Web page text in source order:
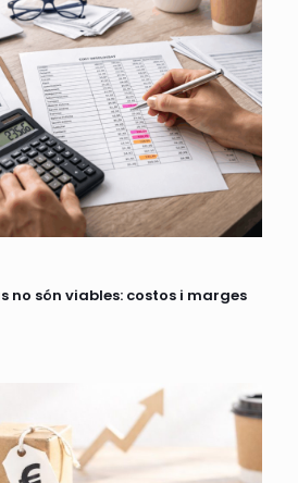
no són viables: costos i marges